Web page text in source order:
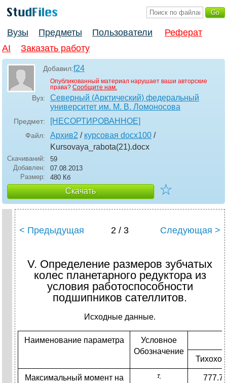
Вузы Предметы Пользователи
Реферат
AI
Заказать работу
Добавил:f24
Опубликованный материал нарушает ваши авторские
права? Сообщите нам.
Вуз:
Северный (Арктический) федеральный
университет им. М. В. Ломоносова
Предмет: [НЕСОРТИРОВАННОЕ]
Файл: Архив2 / курсовая docx100 /
Kursovaya_rabota(21).docx
Скачиваний:
59
Добавлен:
07.08.2013
Размер:
480 Кб
Скачать ☆
< Предыдущая 2 / 3 Следующая >
V. Определение размеров зубчатых
колес планетарного редуктора из
условия работоспособности
подшипников сателлитов.
Исходные данные.
Наименование параметра
Условное
Обозначение
Максимальный момент на